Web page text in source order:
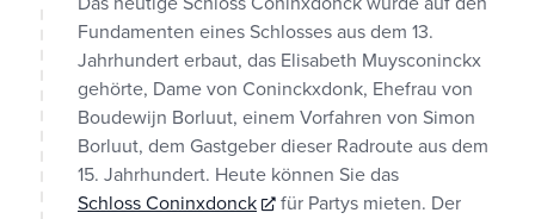
Fundamenten eines Schlosses aus dem 13.
Jahrhundert erbaut, das Elisabeth Muysconinckx
gehörte, Dame von Coninckxdonk, Ehefrau von
Boudewijn Borluut, einem Vorfahren von Simon
Borluut, dem Gastgeber dieser Radroute aus dem
15. Jahrhundert. Heute können Sie das
Schloss Coninxdonck
für Partys mieten. Der